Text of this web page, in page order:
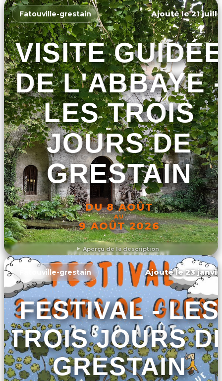
Aperçu de la description
Fatouville-grestain Ajouté le 21
VISITE
DE L'ABBAYE -
LES TROIS
JOURS DE
GRESTAIN
DU 8 AOÛT
AU
9 AOÛT 2026
DÉCOUVRIR L'ÉVÉNEMENT
Fatouville-grestain Ajouté le 23
FESTIVAL - LES
TROIS JOURS
GRESTAIN